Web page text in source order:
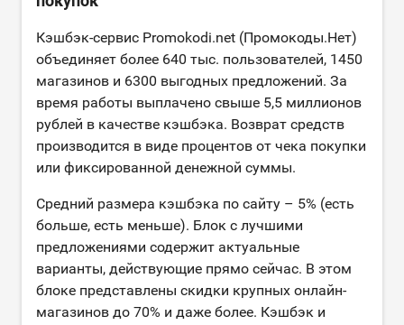
Кэшбэк-сервис Promokodi.net (Промокоды.Нет)
объединяет более 640 тыс. пользователей, 1450
магазинов и 6300 выгодных предложений. За
время работы выплачено свыше 5,5 миллионов
рублей в качестве кэшбэка. Возврат средств
производится в виде процентов от чека покупки
или фиксированной денежной суммы.
Средний размера кэшбэка по сайту – 5% (есть
больше, есть меньше). Блок с лучшими
предложениями содержит актуальные
варианты, действующие прямо сейчас. В этом
блоке представлены скидки крупных онлайн-
магазинов до 70% и даже более. Кэшбэк и